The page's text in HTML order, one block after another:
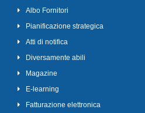
Albo Fornitori
Pianificazione strategica
Atti di notifica
Diversamente abili
Magazine
E-learning
Fatturazione elettronica